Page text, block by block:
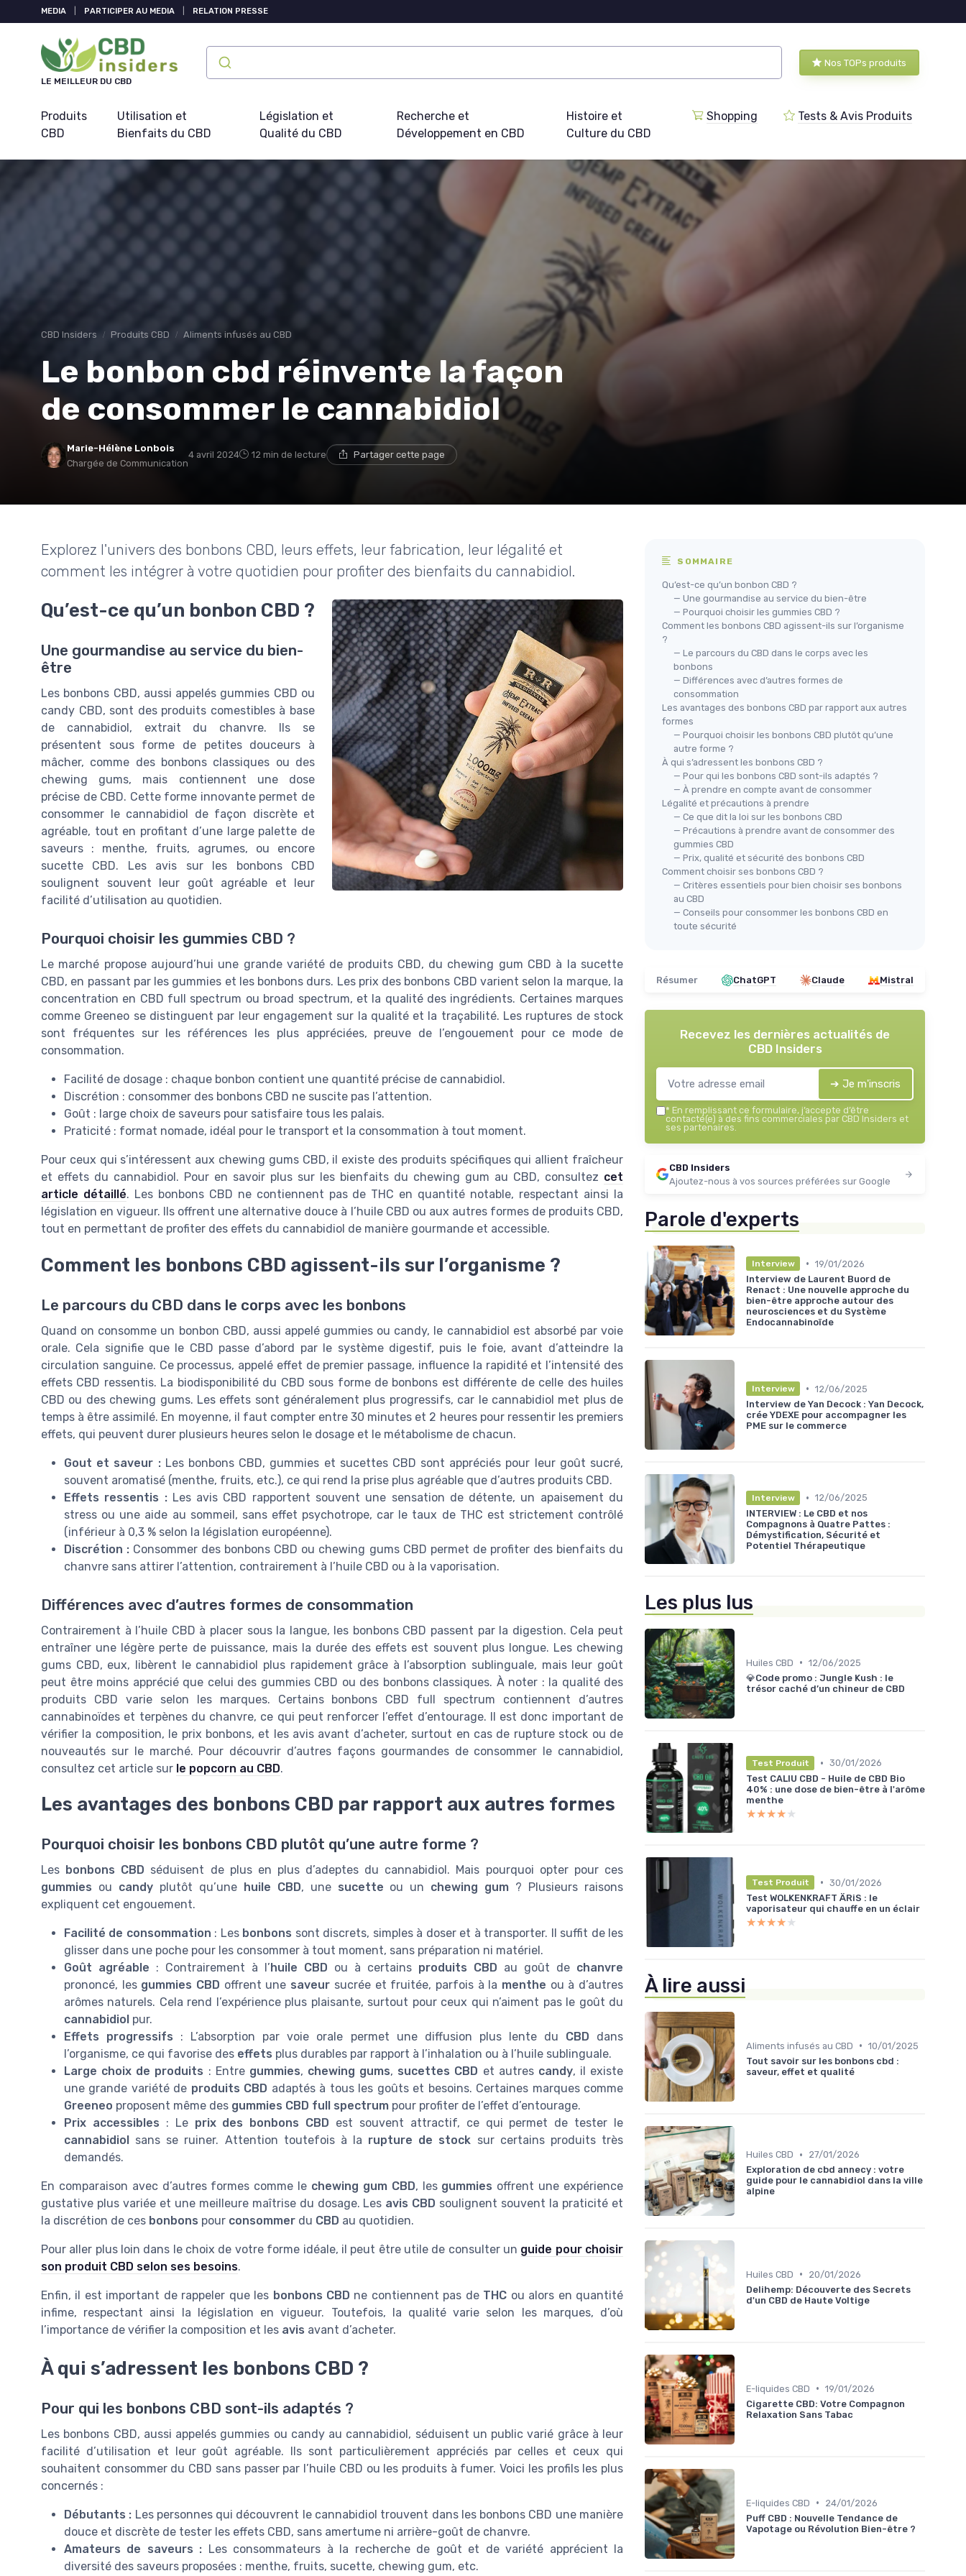
MEDIA PARTICIPER AU MEDIA RELATION PRESSE
LE MEILLEUR DU CBD
Nos TOPs produits
Produits
CBD
Utilisation et
Bienfaits du CBD
Législation et
Qualité du CBD
Recherche et
Développement en CBD
Histoire et
Culture du CBD
Shopping Tests & Avis Produits
CBD Insiders Produits CBD Aliments infusés au CBD
Le bonbon cbd réinvente la façon
de consommer le cannabidiol
Marie-Hélène Lonbois
Chargée de Communication
4 avril 2024 12 min de lecture Partager cette page
Explorez l'univers des bonbons CBD, leurs effets, leur fabrication, leur légalité et
comment les intégrer à votre quotidien pour profiter des bienfaits du cannabidiol.
Qu’est-ce qu’un bonbon CBD ?
Une gourmandise au service du bien-
être
Les bonbons CBD, aussi appelés gummies CBD ou
candy CBD, sont des produits comestibles à base
de cannabidiol, extrait du chanvre. Ils se
présentent sous forme de petites douceurs à
mâcher, comme des bonbons classiques ou des
chewing gums, mais contiennent une dose
précise de CBD. Cette forme innovante permet de
consommer le cannabidiol de façon discrète et
agréable, tout en profitant d’une large palette de
saveurs : menthe, fruits, agrumes, ou encore
sucette CBD. Les avis sur les bonbons CBD
soulignent souvent leur goût agréable et leur
facilité d’utilisation au quotidien.
Pourquoi choisir les gummies CBD ?
Le marché propose aujourd’hui une grande variété de produits CBD, du chewing gum CBD à la sucette
CBD, en passant par les gummies et les bonbons durs. Les prix des bonbons CBD varient selon la marque, la
concentration en CBD full spectrum ou broad spectrum, et la qualité des ingrédients. Certaines marques
comme Greeneo se distinguent par leur engagement sur la qualité et la traçabilité. Les ruptures de stock
sont fréquentes sur les références les plus appréciées, preuve de l’engouement pour ce mode de
consommation.
Facilité de dosage : chaque bonbon contient une quantité précise de cannabidiol.
Discrétion : consommer des bonbons CBD ne suscite pas l’attention.
Goût : large choix de saveurs pour satisfaire tous les palais.
Praticité : format nomade, idéal pour le transport et la consommation à tout moment.
Pour ceux qui s’intéressent aux chewing gums CBD, il existe des produits spécifiques qui allient fraîcheur
et effets du cannabidiol. Pour en savoir plus sur les bienfaits du chewing gum au CBD, consultez cet
article détaillé. Les bonbons CBD ne contiennent pas de THC en quantité notable, respectant ainsi la
législation en vigueur. Ils offrent une alternative douce à l’huile CBD ou aux autres formes de produits CBD,
tout en permettant de profiter des effets du cannabidiol de manière gourmande et accessible.
Comment les bonbons CBD agissent-ils sur l’organisme ?
Le parcours du CBD dans le corps avec les bonbons
Quand on consomme un bonbon CBD, aussi appelé gummies ou candy, le cannabidiol est absorbé par voie
orale. Cela signifie que le CBD passe d’abord par le système digestif, puis le foie, avant d’atteindre la
circulation sanguine. Ce processus, appelé effet de premier passage, influence la rapidité et l’intensité des
effets CBD ressentis. La biodisponibilité du CBD sous forme de bonbons est différente de celle des huiles
CBD ou des chewing gums. Les effets sont généralement plus progressifs, car le cannabidiol met plus de
temps à être assimilé. En moyenne, il faut compter entre 30 minutes et 2 heures pour ressentir les premiers
effets, qui peuvent durer plusieurs heures selon le dosage et le métabolisme de chacun.
Gout et saveur :Les bonbons CBD, gummies et sucettes CBD sont appréciés pour leur goût sucré,
souvent aromatisé (menthe, fruits, etc.), ce qui rend la prise plus agréable que d’autres produits CBD.
Effets ressentis :Les avis CBD rapportent souvent une sensation de détente, un apaisement du
stress ou une aide au sommeil, sans effet psychotrope, car le taux de THC est strictement contrôlé
(inférieur à 0,3 % selon la législation européenne).
Discrétion : Consommer des bonbons CBD ou chewing gums CBD permet de profiter des bienfaits du
chanvre sans attirer l’attention, contrairement à l’huile CBD ou à la vaporisation.
Différences avec d’autres formes de consommation
Contrairement à l’huile CBD à placer sous la langue, les bonbons CBD passent par la digestion. Cela peut
entraîner une légère perte de puissance, mais la durée des effets est souvent plus longue. Les chewing
gums CBD, eux, libèrent le cannabidiol plus rapidement grâce à l’absorption sublinguale, mais leur goût
peut être moins apprécié que celui des gummies CBD ou des bonbons classiques. À noter : la qualité des
produits CBD varie selon les marques. Certains bonbons CBD full spectrum contiennent d’autres
cannabinoïdes et terpènes du chanvre, ce qui peut renforcer l’effet d’entourage. Il est donc important de
vérifier la composition, le prix bonbons, et les avis avant d’acheter, surtout en cas de rupture stock ou de
nouveautés sur le marché. Pour découvrir d’autres façons gourmandes de consommer le cannabidiol,
consultez cet article sur le popcorn au CBD.
Les avantages des bonbons CBD par rapport aux autres formes
Pourquoi choisir les bonbons CBD plutôt qu’une autre forme ?
Les bonbons CBD séduisent de plus en plus d’adeptes du cannabidiol. Mais pourquoi opter pour ces
gummies ou candyplutôt qu’une huile CBD, une sucette ou un chewing gum ? Plusieurs raisons
expliquent cet engouement.
Facilité de consommation : Les bonbons sont discrets, simples à doser et à transporter. Il suffit de les
glisser dans une poche pour les consommer à tout moment, sans préparation ni matériel.
Goût agréable : Contrairement à l’huile CBD ou à certains produits CBD au goût de chanvre
prononcé, les gummies CBD offrent une saveur sucrée et fruitée, parfois à la menthe ou à d’autres
arômes naturels. Cela rend l’expérience plus plaisante, surtout pour ceux qui n’aiment pas le goût du
cannabidiol pur.
Effets progressifs : L’absorption par voie orale permet une diffusion plus lente du CBD dans
l’organisme, ce qui favorise des effets plus durables par rapport à l’inhalation ou à l’huile sublinguale.
Large choix de produits : Entre gummies, chewing gums, sucettes CBD et autres candy, il existe
une grande variété de produits CBD adaptés à tous les goûts et besoins. Certaines marques comme
Greeneo proposent même des gummies CBD full spectrum pour profiter de l’effet d’entourage.
Prix accessibles : Le prix des bonbons CBD est souvent attractif, ce qui permet de tester le
cannabidiol sans se ruiner. Attention toutefois à la rupture de stock sur certains produits très
demandés.
En comparaison avec d’autres formes comme le chewing gum CBD, les gummies offrent une expérience
gustative plus variée et une meilleure maîtrise du dosage. Les avis CBD soulignent souvent la praticité et
la discrétion de ces bonbons pour consommer du CBD au quotidien.
Pour aller plus loin dans le choix de votre forme idéale, il peut être utile de consulter un guide pour choisir
son produit CBD selon ses besoins.
Enfin, il est important de rappeler que les bonbons CBD ne contiennent pas de THC ou alors en quantité
infime, respectant ainsi la législation en vigueur. Toutefois, la qualité varie selon les marques, d’où
l’importance de vérifier la composition et les avis avant d’acheter.
À qui s’adressent les bonbons CBD ?
Pour qui les bonbons CBD sont-ils adaptés ?
Les bonbons CBD, aussi appelés gummies ou candy au cannabidiol, séduisent un public varié grâce à leur
facilité d’utilisation et leur goût agréable. Ils sont particulièrement appréciés par celles et ceux qui
souhaitent consommer du CBD sans passer par l’huile CBD ou les produits à fumer. Voici les profils les plus
concernés :
Débutants : Les personnes qui découvrent le cannabidiol trouvent dans les bonbons CBD une manière
douce et discrète de tester les effets CBD, sans amertume ni arrière-goût de chanvre.
Amateurs de saveurs : Les consommateurs à la recherche de goût et de variété apprécient la
diversité des saveurs proposées : menthe, fruits, sucette, chewing gum, etc.
SOMMAIRE
Qu’est-ce qu’un bonbon CBD ?
— Une gourmandise au service du bien-être
— Pourquoi choisir les gummies CBD ?
Comment les bonbons CBD agissent-ils sur l’organisme
?
— Le parcours du CBD dans le corps avec les
bonbons
— Différences avec d’autres formes de
consommation
Les avantages des bonbons CBD par rapport aux autres
formes
— Pourquoi choisir les bonbons CBD plutôt qu’une
autre forme ?
À qui s’adressent les bonbons CBD ?
— Pour qui les bonbons CBD sont-ils adaptés ?
— À prendre en compte avant de consommer
Légalité et précautions à prendre
— Ce que dit la loi sur les bonbons CBD
— Précautions à prendre avant de consommer des
gummies CBD
— Prix, qualité et sécurité des bonbons CBD
Comment choisir ses bonbons CBD ?
— Critères essentiels pour bien choisir ses bonbons
au CBD
— Conseils pour consommer les bonbons CBD en
toute sécurité
Résumer ChatGPT Claude Mistral
Recevez les dernières actualités de
CBD Insiders
➔ Je m'inscris
* En remplissant ce formulaire, j’accepte d’être
contacté(e) à des fins commerciales par CBD Insiders et
ses partenaires.
CBD Insiders
Ajoutez-nous à vos sources préférées sur Google
Parole d'experts
Interview • 19/01/2026
Interview de Laurent Buord de
Renact : Une nouvelle approche du
bien-être approche autour des
neurosciences et du Système
Endocannabinoïde
Interview • 12/06/2025
Interview de Yan Decock : Yan Decock,
crée YDEXE pour accompagner les
PME sur le commerce
Interview • 12/06/2025
INTERVIEW : Le CBD et nos
Compagnons à Quatre Pattes :
Démystification, Sécurité et
Potentiel Thérapeutique
Les plus lus
Huiles CBD • 12/06/2025
💎Code promo : Jungle Kush : le
trésor caché d’un chineur de CBD
Test Produit • 30/01/2026
Test CALIU CBD - Huile de CBD Bio
40% : une dose de bien-être à l'arôme
menthe
★★★★★
★★★★★
Test Produit • 30/01/2026
Test WOLKENKRAFT ÄRiS : le
vaporisateur qui chauffe en un éclair
★★★★★
★★★★★
À lire aussi
Aliments infusés au CBD • 10/01/2025
Tout savoir sur les bonbons cbd :
saveur, effet et qualité
Huiles CBD •
27/01/2026
Exploration de cbd annecy : votre
guide pour le cannabidiol dans la ville
alpine
Huiles CBD •
20/01/2026
Delihemp: Découverte des Secrets
d'un CBD de Haute Voltige
E-liquides CBD • 19/01/2026
Cigarette CBD: Votre Compagnon
Relaxation Sans Tabac
E-liquides CBD •
24/01/2026
Puff CBD : Nouvelle Tendance de
Vapotage ou Révolution Bien-être ?
Panneau de gestion des cookies